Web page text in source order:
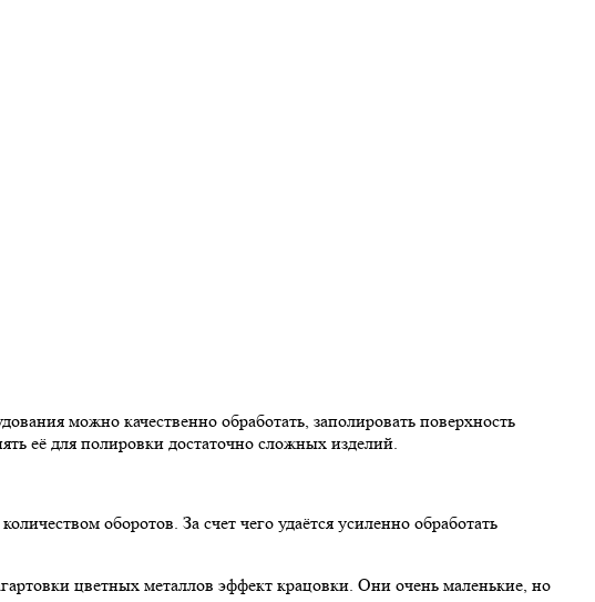
можно качественно обработать, заполировать поверхность
её для полировки достаточно сложных изделий.
оборотов. За счет чего удаётся усиленно обработать
цветных металлов эффект крацовки. Они очень маленькие, но